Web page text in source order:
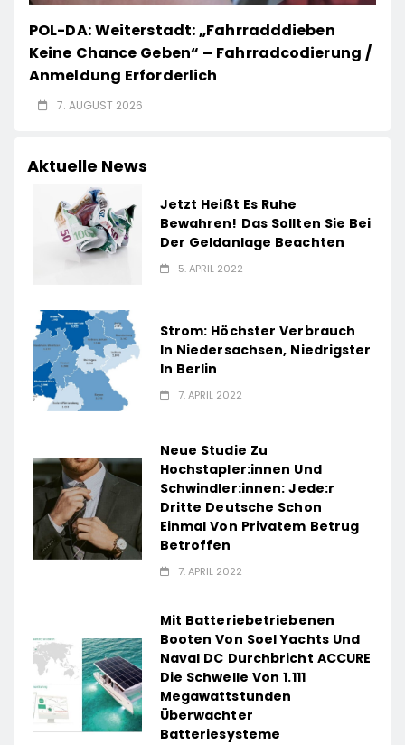
POL-DA: Weiterstadt: „Fahrradddieben
Keine Chance Geben“ – Fahrradcodierung /
Anmeldung Erforderlich
7. AUGUST 2026
Aktuelle News
Jetzt Heißt Es Ruhe
Bewahren! Das Sollten Sie Bei
Der Geldanlage Beachten
5. APRIL 2022
Strom: Höchster Verbrauch
In Niedersachsen, Niedrigster
In Berlin
7. APRIL 2022
Neue Studie Zu
Hochstapler:innen Und
Schwindler:innen: Jede:r
Dritte Deutsche Schon
Einmal Von Privatem Betrug
Betroffen
7. APRIL 2022
Mit Batteriebetriebenen
Booten Von Soel Yachts Und
Naval DC Durchbricht ACCURE
Die Schwelle Von 1.111
Megawattstunden
Überwachter
Batteriesysteme